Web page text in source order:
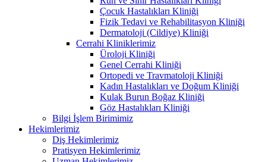
Çocuk Hastalıkları Kliniği
Fizik Tedavi ve Rehabilitasyon Kliniği
Dermatoloji (Cildiye) Kliniği
Cerrahi Kliniklerimiz
Üroloji Kliniği
Genel Cerrahi Kliniği
Ortopedi ve Travmatoloji Kliniği
Kadın Hastalıkları ve Doğum Kliniği
Kulak Burun Boğaz Kliniği
Göz Hastalıkları Kliniği
Bilgi İşlem Birimimiz
Hekimlerimiz
Diş Hekimlerimiz
Pratisyen Hekimlerimiz